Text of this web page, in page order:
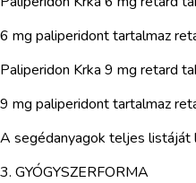
6 mg paliperidont tartalmaz
Paliperidon Krka 9 mg retard
9 mg paliperidont tartalmaz
A segédanyagok teljes listáját
3. GYÓGYSZERFORMA